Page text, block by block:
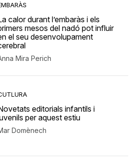
calor durant l’embaràs i els
mesos del nadó pot influir
el seu desenvolupament
Mira Perich
editorials infantils i
per aquest estiu
Domènech